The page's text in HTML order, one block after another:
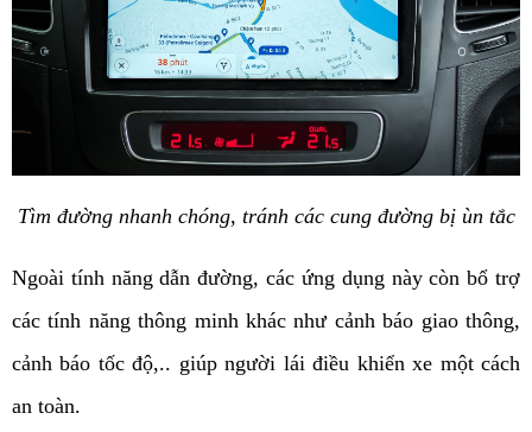
Tìm đường nhanh chóng, tránh các cung đường bị ùn tắc
Ngoài tính năng dẫn đường, các ứng dụng này còn bổ trợ
các tính năng thông minh khác như cảnh báo giao thông,
cảnh báo tốc độ,.. giúp người lái điều khiển xe một cách
an toàn.